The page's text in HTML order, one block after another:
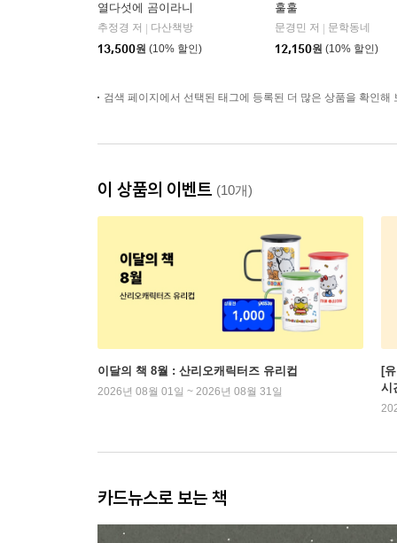
열다섯에 곰이라니
추정경 저
다산책방
13,500원 (10% 할인)
훌훌
문경민 저
문학동네
12,150원 (10% 할인)
검색 페이지에서 선택된 태그에 등록된 더 많은 상품을 확인해
이 상품의 이벤트 (10개)
이달의 책 8월 : 산리오캐릭터즈 유리컵
2026년 08월 01일 ~ 2026년 08월 31일
[
시
카드뉴스로 보는 책